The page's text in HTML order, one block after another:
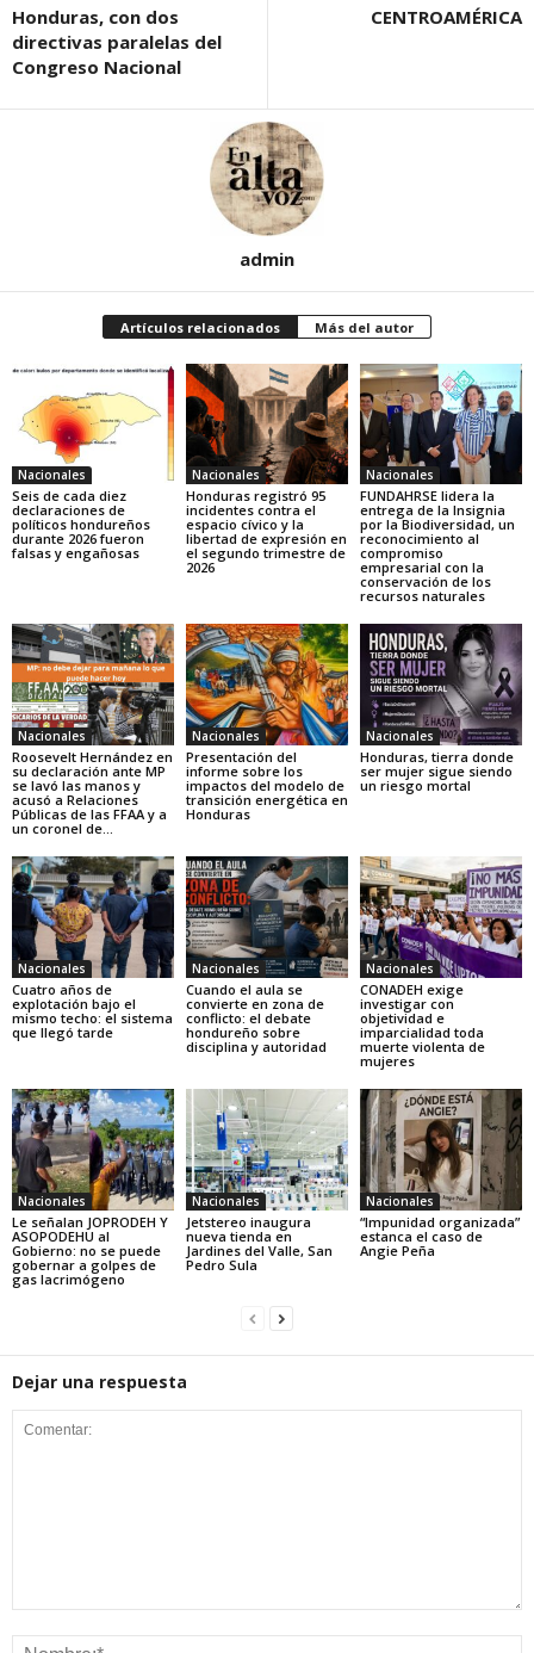
Honduras, con dos
directivas paralelas del
Congreso Nacional
CENTROAMÉRICA
admin
Artículos relacionados Más del autor
Nacionales
Seis de cada diez
declaraciones de
políticos hondureños
durante 2026 fueron
falsas y engañosas
Nacionales
Honduras registró 95
incidentes contra el
espacio cívico y la
libertad de expresión en
el segundo trimestre de
2026
Nacionales
FUNDAHRSE lidera la
entrega de la Insignia
por la Biodiversidad, un
reconocimiento al
compromiso
empresarial con la
conservación de los
recursos naturales
Nacionales
Roosevelt Hernández en
su declaración ante MP
se lavó las manos y
acusó a Relaciones
Públicas de las FFAA y a
un coronel de...
Nacionales
Presentación del
informe sobre los
impactos del modelo de
transición energética en
Honduras
Nacionales
Honduras, tierra donde
ser mujer sigue siendo
un riesgo mortal
Nacionales
Cuatro años de
explotación bajo el
mismo techo: el sistema
que llegó tarde
Nacionales
Cuando el aula se
convierte en zona de
conflicto: el debate
hondureño sobre
disciplina y autoridad
Nacionales
CONADEH exige
investigar con
objetividad e
imparcialidad toda
muerte violenta de
mujeres
Nacionales
Le señalan JOPRODEH Y
ASOPODEHU al
Gobierno: no se puede
gobernar a golpes de
gas lacrimógeno
Nacionales
Jetstereo inaugura
nueva tienda en
Jardines del Valle, San
Pedro Sula
Nacionales
“Impunidad organizada”
estanca el caso de
Angie Peña
Dejar una respuesta